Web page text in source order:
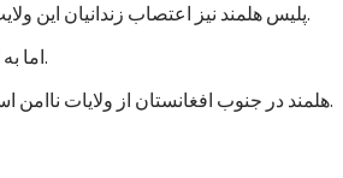
پلیس هلمند نیز اعتصاب زندانیان این ولایت را تایید کرده و می گوید که برای تامین امنیت این زندان، شمار بیشتری نیرو فرستاده اند.
اما به گفته مقامات پلیس، تاکنون هیچ خشونتی در جریان اعتصاب زندانیان هلمند رخ نداده است.
هلمند در جنوب افغانستان از ولایات ناامن است. در زندان هلمند در بین زندانیان جنایی، صدها نفر به اتهام شورشگری نیز زندانی هستند.